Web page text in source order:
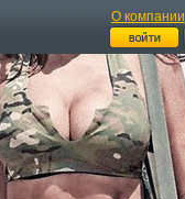
О компании